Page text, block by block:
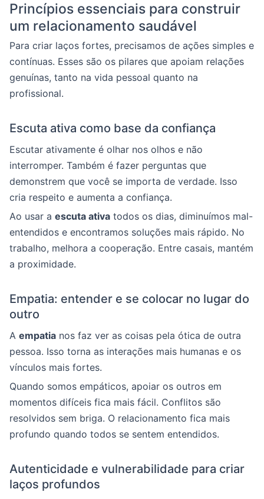
Princípios essenciais para construir
um relacionamento saudável
Para criar laços fortes, precisamos de ações simples e
contínuas. Esses são os pilares que apoiam relações
genuínas, tanto na vida pessoal quanto na
profissional.
Escuta ativa como base da confiança
Escutar ativamente é olhar nos olhos e não
interromper. Também é fazer perguntas que
demonstrem que você se importa de verdade. Isso
cria respeito e aumenta a confiança.
Ao usar a escuta ativa todos os dias, diminuímos mal-
entendidos e encontramos soluções mais rápido. No
trabalho, melhora a cooperação. Entre casais, mantém
a proximidade.
Empatia: entender e se colocar no lugar do
outro
A empatia nos faz ver as coisas pela ótica de outra
pessoa. Isso torna as interações mais humanas e os
vínculos mais fortes.
Quando somos empáticos, apoiar os outros em
momentos difíceis fica mais fácil. Conflitos são
resolvidos sem briga. O relacionamento fica mais
profundo quando todos se sentem entendidos.
Autenticidade e vulnerabilidade para criar
laços profundos